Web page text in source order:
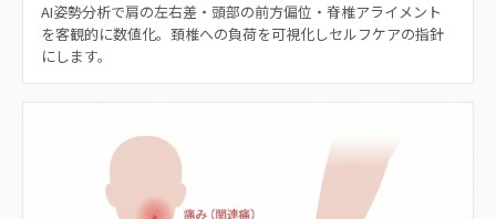
AI姿勢分析で肩の左右差・頭部の前方偏位・脊椎アライメント
を客観的に数値化。頚椎への負荷を可視化しセルフケアの指針
にします。